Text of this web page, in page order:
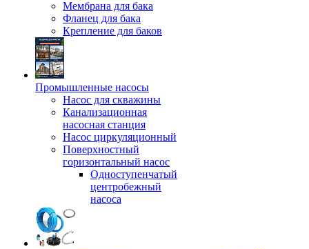
Мембрана для бака
Фланец для бака
Крепление для баков
Промышленные насосы
Насос для скважины
Канализационная
насосная станция
Насос циркуляционный
Поверхностный
горизонтальный насос
Одноступенчатый
центробежный
насоса